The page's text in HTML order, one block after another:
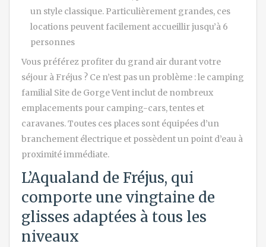
un style classique. Particulièrement grandes, ces
locations peuvent facilement accueillir jusqu’à 6
personnes
Vous préférez profiter du grand air durant votre
séjour à Fréjus ? Ce n’est pas un problème : le camping
familial Site de Gorge Vent inclut de nombreux
emplacements pour camping-cars, tentes et
caravanes. Toutes ces places sont équipées d’un
branchement électrique et possèdent un point d’eau à
proximité immédiate.
L’Aqualand de Fréjus, qui
comporte une vingtaine de
glisses adaptées à tous les
niveaux